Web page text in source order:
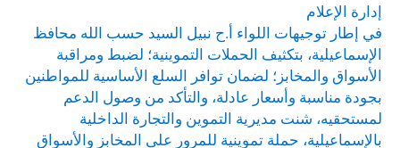
إدارة الإعلام
في إطار توجيهات اللواء أ.ح نبيل السيد حسب الله محافظ
الإسماعيلية، بتكثيف الحملات التموينية؛ لضبط ومراقبة
الأسواق والمخابز؛ لضمان توافر السلع الأساسية للمواطنين
بجودة مناسبة وأسعار عادلة، والتأكد من وصول الدعم
لمستحقيه، شنت مديرية التموين والتجارة الداخلية
بالإسماعيلية، حملة تموينية للمرور على المخابز والأسواق